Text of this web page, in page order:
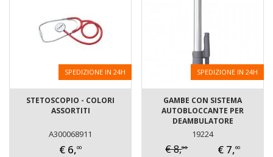
SPEDIZIONE IN 24H
STETOSCOPIO - COLORI
ASSORTITI
A300068911
€ 6,00
SPEDIZIONE IN 24H
GAMBE CON SISTEMA
AUTOBLOCCANTE PER
DEAMBULATORE
19224
€ 8,00 € 7,60